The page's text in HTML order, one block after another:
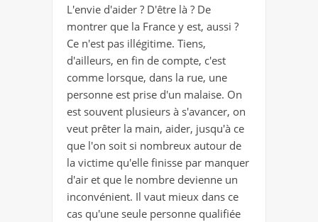
L'envie d'aider ? D'être là ? De
montrer que la France y est, aussi ?
Ce n'est pas illégitime. Tiens,
d'ailleurs, en fin de compte, c'est
comme lorsque, dans la rue, une
personne est prise d'un malaise. On
est souvent plusieurs à s'avancer, on
veut prêter la main, aider, jusqu'à ce
que l'on soit si nombreux autour de
la victime qu'elle finisse par manquer
d'air et que le nombre devienne un
inconvénient. Il vaut mieux dans ce
cas qu'une seule personne qualifiée